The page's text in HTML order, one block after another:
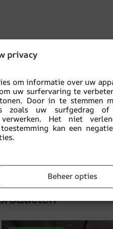
privacy
om informatie over uw
uw surfervaring te
Door in te stemmen
zoals uw surfgedrag of
Het niet
kan een
Beheer opties